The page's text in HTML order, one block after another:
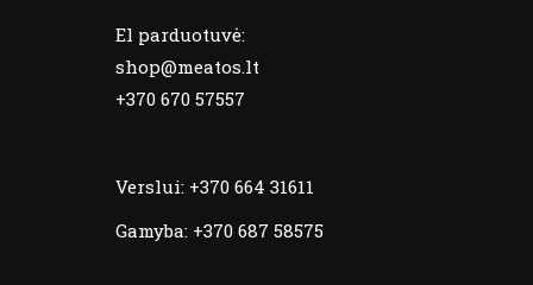
El parduotuvė:
shop@meatos.lt
+370 670 57557
Verslui: +370 664 31611
Gamyba: +370 687 58575